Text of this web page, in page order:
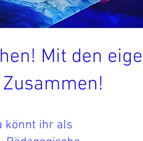
Mit den
könnt ihr als